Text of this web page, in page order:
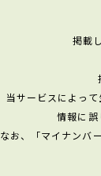
掲載
当サービスによっ
情報に誤
なお、「マイナンバ